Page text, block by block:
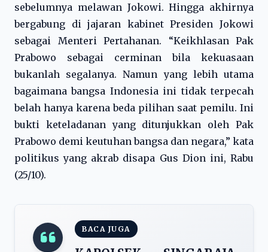
sebelumnya melawan Jokowi. Hingga akhirnya
bergabung di jajaran kabinet Presiden Jokowi
sebagai Menteri Pertahanan. “Keikhlasan Pak
Prabowo sebagai cerminan bila kekuasaan
bukanlah segalanya. Namun yang lebih utama
bagaimana bangsa Indonesia ini tidak terpecah
belah hanya karena beda pilihan saat pemilu. Ini
bukti keteladanan yang ditunjukkan oleh Pak
Prabowo demi keutuhan bangsa dan negara,” kata
politikus yang akrab disapa Gus Dion ini, Rabu
(25/10).
BACA JUGA